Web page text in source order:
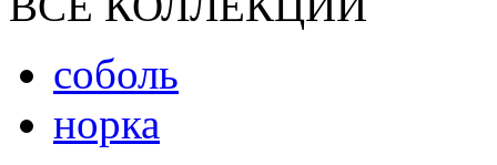
соболь
норка